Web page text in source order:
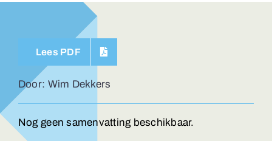
ZOEKENLees PDF
Door: Wim Dekkers
Nog geen samenvatting beschikbaar.